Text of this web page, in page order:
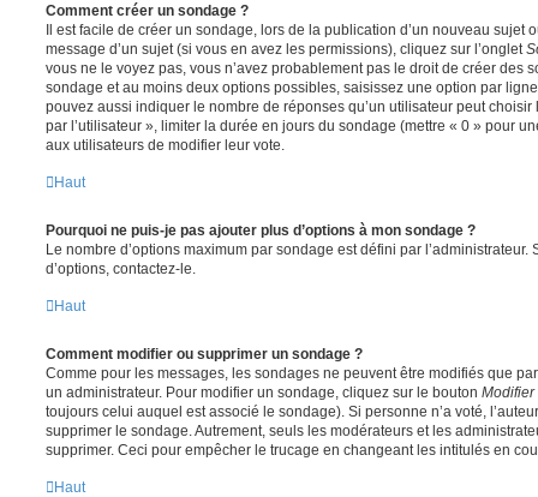
Comment créer un sondage ?
Il est facile de créer un sondage, lors de la publication d’un nouveau sujet
message d’un sujet (si vous en avez les permissions), cliquez sur l’onglet
vous ne le voyez pas, vous n’avez probablement pas le droit de créer des
sondage et au moins deux options possibles, saisissez une option par
pouvez aussi indiquer le nombre de réponses qu’un utilisateur peut
par l’utilisateur », limiter la durée en jours du sondage (mettre « 0 » pour
aux utilisateurs de modifier leur vote.
Haut
Pourquoi ne puis-je pas ajouter plus d’options à mon sondage ?
Le nombre d’options maximum par sondage est défini par l’administrateur.
d’options, contactez-le.
Haut
Comment modifier ou supprimer un sondage ?
Comme pour les messages, les sondages ne peuvent être modifiés que
un administrateur. Pour modifier un sondage, cliquez sur le bouton Modifier
toujours celui auquel est associé le sondage). Si personne n’a voté,
supprimer le sondage. Autrement, seuls les modérateurs et les
supprimer. Ceci pour empêcher le trucage en changeant les intitulés en
Haut